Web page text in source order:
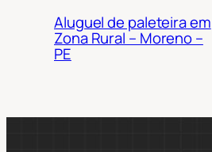
Aluguel de paleteira em
Zona Rural – Moreno –
PE